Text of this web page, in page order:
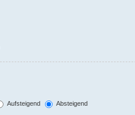
Aufsteigend
Absteigend